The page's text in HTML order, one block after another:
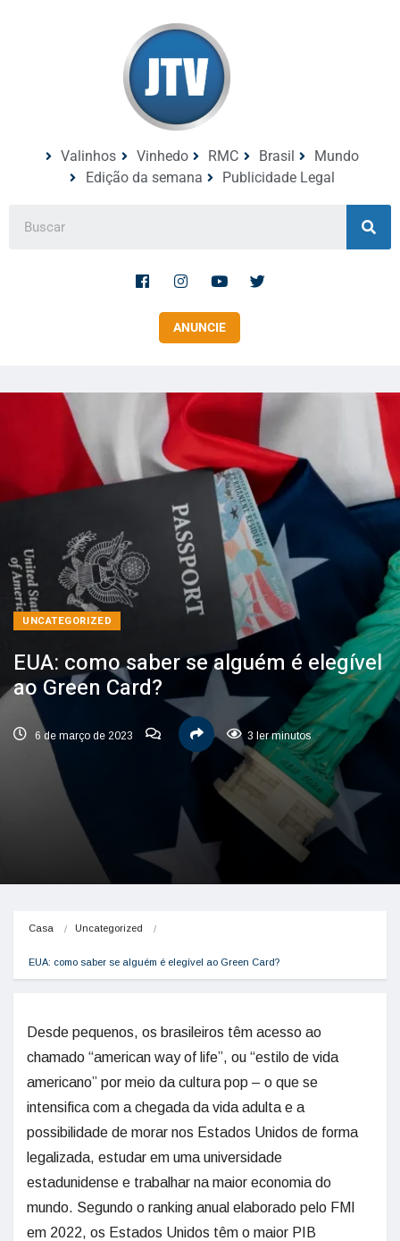
Valinhos Vinhedo RMC Brasil
Mundo
Edição da semana
Publicidade Legal
ANUNCIE
UNCATEGORIZED
EUA: como saber se alguém é elegível
ao Green Card?
6 de março de 2023 3 ler minutos
Casa Uncategorized
EUA: como saber se alguém é elegível ao Green Card?
Desde pequenos, os brasileiros têm acesso ao
chamado “american way of life”, ou “estilo de vida
americano” por meio da cultura pop – o que se
intensifica com a chegada da vida adulta e a
possibilidade de morar nos Estados Unidos de forma
legalizada, estudar em uma universidade
estadunidense e trabalhar na maior economia do
mundo. Segundo o ranking anual elaborado pelo FMI
em 2022, os Estados Unidos têm o maior PIB